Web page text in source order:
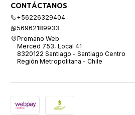
CONTÁCTANOS
+56226329404
56962189933
Promano Web
Merced 753, Local 41
8320122 Santiago - Santiago Centro
Región Metropolitana - Chile